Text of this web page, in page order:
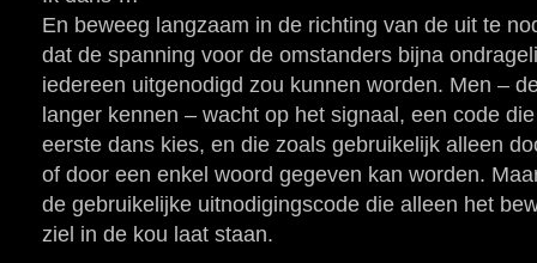
En beweeg langzaam in de richting van de uit te
dat de spanning voor de omstanders bijna
iedereen uitgenodigd zou kunnen worden. Men –
langer kennen – wacht op het signaal, een code
eerste dans kies, en die zoals gebruikelijk alleen
of door een enkel woord gegeven kan worden.
de gebruikelijke uitnodigingscode die alleen het
ziel in de kou laat staan.